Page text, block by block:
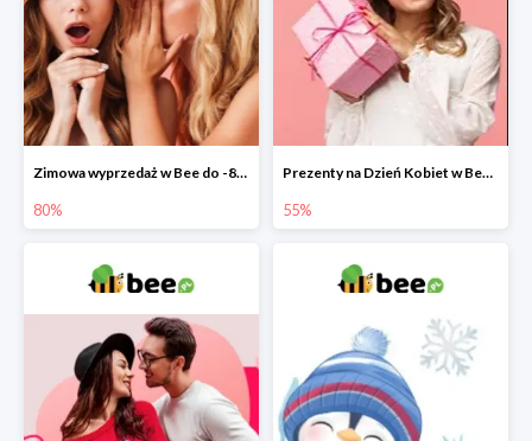
Zimowa wyprzedaż w Bee do -80%
80%
Prezenty na Dzień Kobiet w Bee do -55%
55%